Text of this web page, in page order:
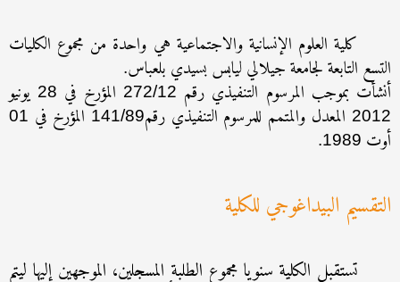
كلية العلوم الإنسانية والاجتماعية هي واحدة من مجموع الكليات
التسع التابعة لجامعة جيلالي ليابس بسيدي بلعباس.
أنشأت بموجب المرسوم التنفيذي رقم 272/12 المؤرخ في 28 يونيو
2012 المعدل والمتمم للمرسوم التنفيذي رقم141/89 المؤرخ في 01
أوت 1989.
التقسيم البيداغوجي للكلية
تستقبل الكلية سنويا مجموع الطلبة المسجلين، الموجهين إليها ليتم